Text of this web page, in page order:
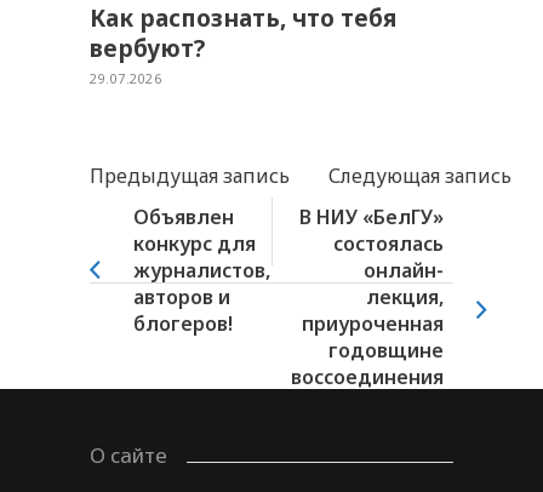
Как распознать, что тебя
вербуют?
29.07.2026
Предыдущая запись
Следующая запись
Объявлен
конкурс для
журналистов,
авторов и
блогеров!
В НИУ «БелГУ»
состоялась
онлайн-
лекция,
приуроченная
годовщине
воссоединения
О сайте